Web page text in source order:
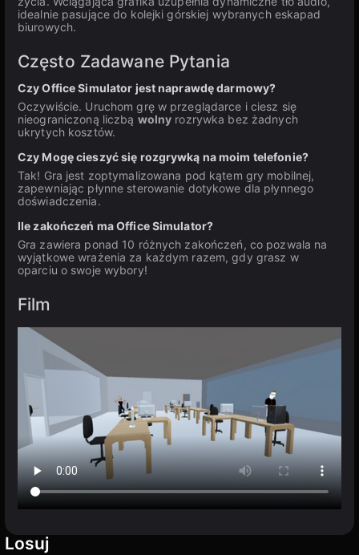
idealnie pasujące do kolejki górskiej wybranych eskapad
biurowych.
Często Zadawane Pytania
Czy Office Simulator jest naprawdę darmowy?
Oczywiście. Uruchom grę w przeglądarce i ciesz się
nieograniczoną liczbą wolny rozrywka bez żadnych
ukrytych kosztów.
Czy Mogę cieszyć się rozgrywką na moim telefonie?
Tak! Gra jest zoptymalizowana pod kątem gry mobilnej,
zapewniając płynne sterowanie dotykowe dla płynnego
doświadczenia.
Ile zakończeń ma Office Simulator?
Gra zawiera ponad 10 różnych zakończeń, co pozwala na
wyjątkowe wrażenia za każdym razem, gdy grasz w
oparciu o swoje wybory!
Film
Losuj